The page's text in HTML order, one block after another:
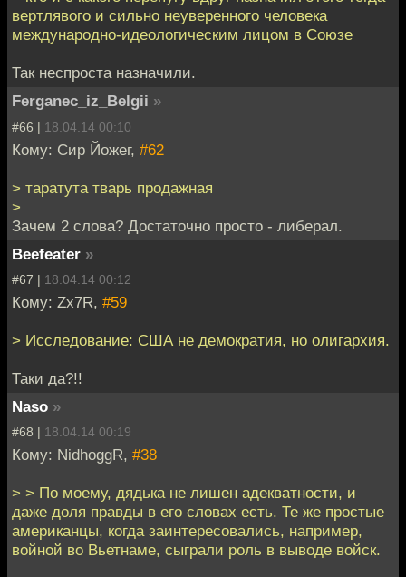
вертлявого и сильно неуверенного человека
международно-идеологическим лицом в Союзе
Так неспроста назначили.
Ferganec_iz_Belgii »
#66 | 18.04.14 00:10
Кому: Сир Йожег, #62
> таратута тварь продажная
>
Зачем 2 слова? Достаточно просто - либерал.
Beefeater »
#67 | 18.04.14 00:12
Кому: Zx7R, #59
> Исследование: США не демократия, но олигархия.
Таки да?!!
Naso »
#68 | 18.04.14 00:19
Кому: NidhoggR, #38
> > По моему, дядька не лишен адекватности, и
даже доля правды в его словах есть. Те же простые
американцы, когда заинтересовались, например,
войной во Вьетнаме, сыграли роль в выводе войск.